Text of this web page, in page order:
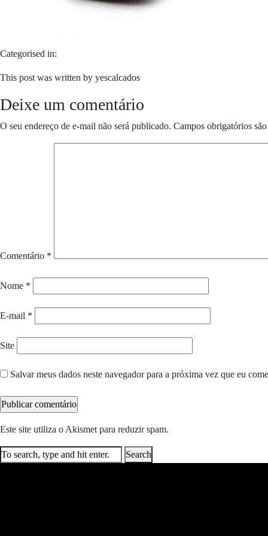
Categorised in:
This post was written by yescalcados
Deixe um comentário
O seu endereço de e-mail não será publicado. Campos obrigatórios
Comentário *
Nome *
E-mail *
Site
Salvar meus dados neste navegador para a próxima vez que eu
Este site utiliza o Akismet para reduzir spam.
Search